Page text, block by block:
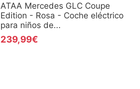
ATAA Mercedes GLC Coupe
Edition - Rosa - Coche eléctrico
para niños de...
239,99€